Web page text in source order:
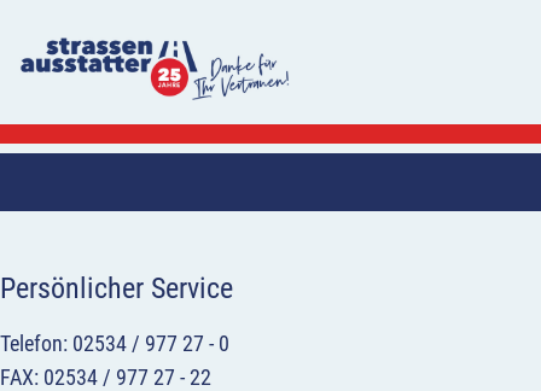
Persönlicher Service
Telefon: 02534 / 977 27 - 0
FAX: 02534 / 977 27 - 22